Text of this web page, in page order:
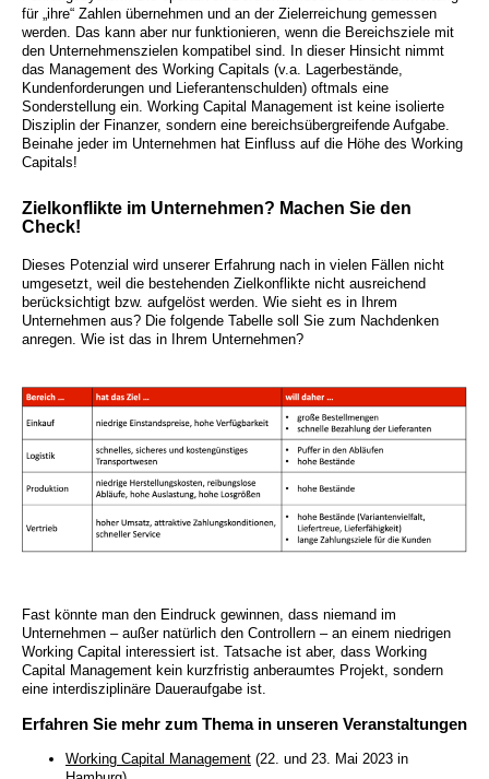
für „ihre“ Zahlen übernehmen und an der Zielerreichung gemessen
werden. Das kann aber nur funktionieren, wenn die Bereichsziele mit
den Unternehmenszielen kompatibel sind. In dieser Hinsicht nimmt
das Management des Working Capitals (v.a. Lagerbestände,
Kundenforderungen und Lieferantenschulden) oftmals eine
Sonderstellung ein. Working Capital Management ist keine isolierte
Disziplin der Finanzer, sondern eine bereichsübergreifende Aufgabe.
Beinahe jeder im Unternehmen hat Einfluss auf die Höhe des Working
Capitals!
Zielkonflikte im Unternehmen? Machen Sie den
Check!
Dieses Potenzial wird unserer Erfahrung nach in vielen Fällen nicht
umgesetzt, weil die bestehenden Zielkonflikte nicht ausreichend
berücksichtigt bzw. aufgelöst werden. Wie sieht es in Ihrem
Unternehmen aus? Die folgende Tabelle soll Sie zum Nachdenken
anregen. Wie ist das in Ihrem Unternehmen?
Fast könnte man den Eindruck gewinnen, dass niemand im
Unternehmen – außer natürlich den Controllern – an einem niedrigen
Working Capital interessiert ist. Tatsache ist aber, dass Working
Capital Management kein kurzfristig anberaumtes Projekt, sondern
eine interdisziplinäre Daueraufgabe ist.
Erfahren Sie mehr zum Thema in unseren Veranstaltungen
Working Capital Management (22. und 23. Mai 2023 in